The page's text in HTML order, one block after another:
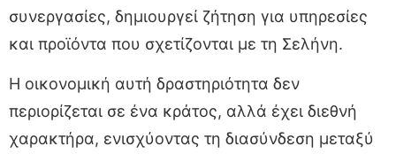
συνεργασίες, δημιουργεί ζήτηση για υπηρεσίες
και προϊόντα που σχετίζονται με τη Σελήνη.
Η οικονομική αυτή δραστηριότητα δεν
περιορίζεται σε ένα κράτος, αλλά έχει διεθνή
χαρακτήρα, ενισχύοντας τη διασύνδεση μεταξύ